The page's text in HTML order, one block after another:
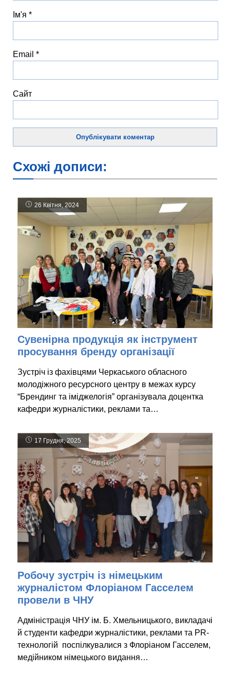
Ім'я *
Email *
Сайт
Схожі дописи:
26 Квітня, 2024
Сувенірна продукція як інструмент
просування бренду організації
Зустріч із фахівцями Черкаського обласного
молодіжного ресурсного центру в межах курсу
“Брендинг та іміджелогія” організувала доцентка
кафедри журналістики, реклами та…
17 Грудня, 2025
Робочу зустріч із німецьким
журналістом Флоріаном Гасселем
провели в ЧНУ
Адміністрація ЧНУ ім. Б. Хмельницького, викладачі
й студенти кафедри журналістики, реклами та PR-
технологій поспілкувалися з Флоріаном Гасселем,
медійником німецького видання…